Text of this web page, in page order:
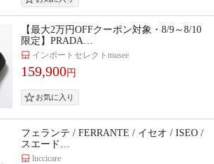
【最大2万円OFFクーポン対象・8/9～8/10
限定】PRADA…
インポートセレクトmusee
159,900円
フェランテ / FERRANTE / イセオ / ISEO /
スエード…
luccicare